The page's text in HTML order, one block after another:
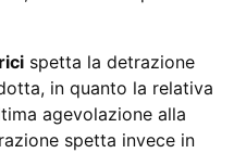
spetta la detrazione
in quanto la relativa
agevolazione alla
spetta invece in